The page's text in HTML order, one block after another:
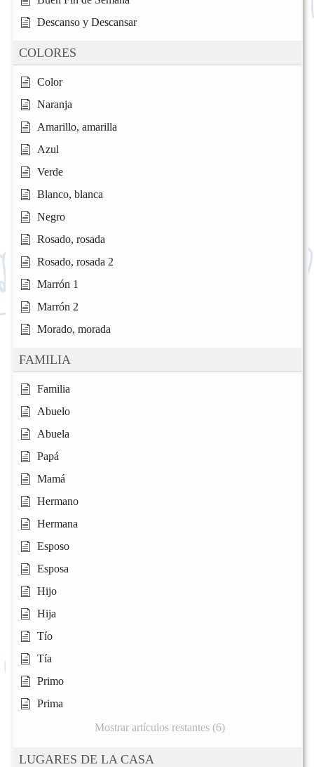
Descanso y Descansar
COLORES
Color
Naranja
Amarillo, amarilla
Azul
Verde
Blanco, blanca
Negro
Rosado, rosada
Rosado, rosada 2
Marrón 1
Marrón 2
Morado, morada
FAMILIA
Familia
Abuelo
Abuela
Papá
Mamá
Hermano
Hermana
Esposo
Esposa
Hijo
Hija
Tío
Tía
Primo
Prima
Mostrar artículos restantes (6)
LUGARES DE LA CASA